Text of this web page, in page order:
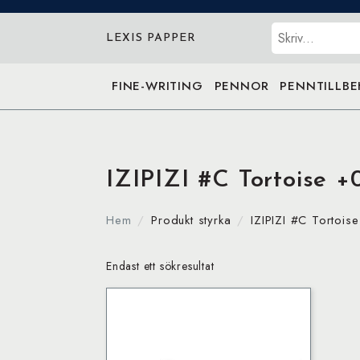
LEXIS PAPPER Sök
FINE-WRITING PENNOR
IZIPIZI #C Tortoise
Hem Produkt styrka IZIPIZI #C
Endast ett sökresultat